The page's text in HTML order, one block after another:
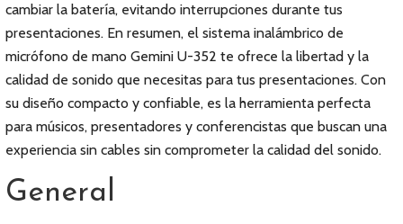
cambiar la batería, evitando interrupciones durante tus
presentaciones. En resumen, el sistema inalámbrico de
micrófono de mano Gemini U-352 te ofrece la libertad y la
calidad de sonido que necesitas para tus presentaciones. Con
su diseño compacto y confiable, es la herramienta perfecta
para músicos, presentadores y conferencistas que buscan una
experiencia sin cables sin comprometer la calidad del sonido.
General